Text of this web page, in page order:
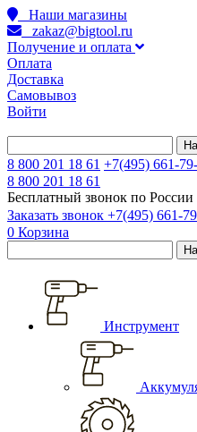
Наши магазины
zakaz@bigtool.ru
Получение и оплата
Оплата
Доставка
Самовывоз
Войти
8 800 201 18 61 +7(495) 661-
8 800 201 18 61
Бесплатный звонок по России
Заказать звонок +7(495) 661-
0 Корзина
Инструмент